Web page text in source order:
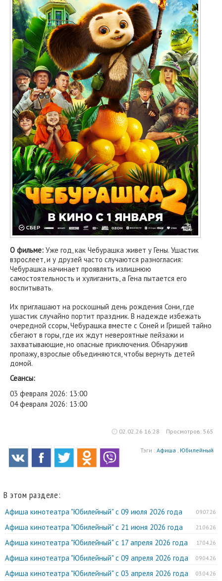
О фильме: Уже год, как Чебурашка живет у Гены. Ушастик
взрослеет, и у друзей часто случаются разногласия:
Чебурашка начинает проявлять излишнюю
самостоятельность и хулиганить, а Гена пытается его
воспитывать.
Их приглашают на роскошный день рождения Сони, где
ушастик случайно портит праздник. В надежде избежать
очередной ссоры, Чебурашка вместе с Соней и Гришей тайно
сбегают в горы, где их ждут невероятные пейзажи и
захватывающие, но опасные приключения. Обнаружив
пропажу, взрослые объединяются, чтобы вернуть детей
домой.
Сеансы:
03 февраля 2026: 13:00
04 февраля 2026: 13:00
02.02.26 16:28 Просмотров: 565
Тэги : Афиша Юбилейный
В этом разделе:
09.07.26
Афиша кинотеатра "Юбилейный" c 09 июля 2026 года
21.06.26
Афиша кинотеатра "Юбилейный" c 21 июня 2026 года
17.04.26
Афиша кинотеатра "Юбилейный" c 17 апреля 2026 года
09.04.26
Афиша кинотеатра "Юбилейный" c 09 апреля 2026 года
03.04.26
Афиша кинотеатра "Юбилейный" c 03 апреля 2026 года